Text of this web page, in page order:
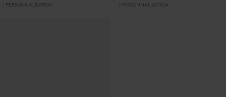
PERSONNALISATION PERSONNALISATION